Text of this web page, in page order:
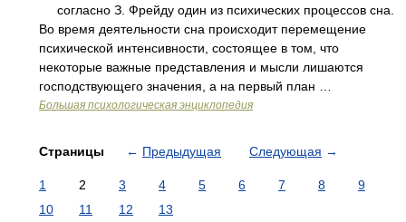
согласно З. Фрейду один из психических процессов сна.
Во время деятельности сна происходит перемещение
психической интенсивности, состоящее в том, что
некоторые важные представления и мысли лишаются
господствующего значения, а на первый план …
Большая психологическая энциклопедия
Страницы ← Предыдущая Следующая →
1 2 3 4 5 6 7 8
9
10
11 12 13